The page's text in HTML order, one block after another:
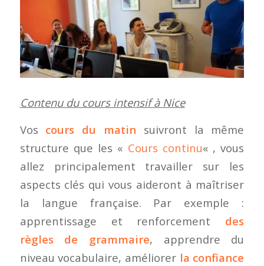
Contenu du cours intensif à Nice
Vos cours du matin suivront la même
structure que les « Cours continu« , vous
allez principalement travailler sur les
aspects clés qui vous aideront à maîtriser
la langue française. Par exemple :
apprentissage et renforcement des
règles de grammaire, apprendre du
niveau vocabulaire, améliorer la confiance